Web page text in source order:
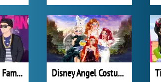
Barbie and Ken Famous Couples Costume Disney Angel Costumes